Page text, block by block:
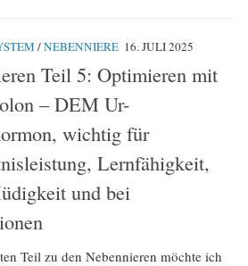
/NEBENNIERE 16. JULI 2025
Teil 5: Optimieren mit
– DEM Ur-
wichtig für
Lernfähigkeit,
und bei
Teil zu den Nebennieren möchte ich